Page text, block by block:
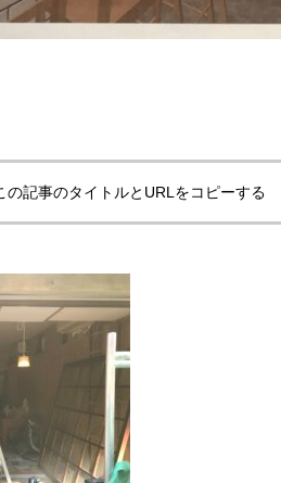
の記事のタイトルとURLをコピーする